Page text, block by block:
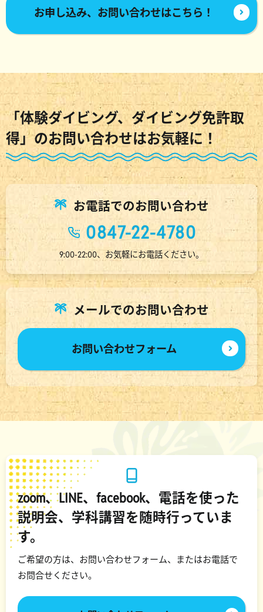
お申し込み、お問い合わせはこちら！
「体験ダイビング、ダイビング免許取
得」のお問い合わせはお気軽に！
お電話でのお問い合わせ
0847-22-4780
9:00-22:00、お気軽にお電話ください。
メールでのお問い合わせ
お問い合わせフォーム
zoom、LINE、facebook、電話を使った
説明会、学科講習を随時行っていま
す。
ご希望の方は、お問い合わせフォーム、またはお電話で
お問合せください。